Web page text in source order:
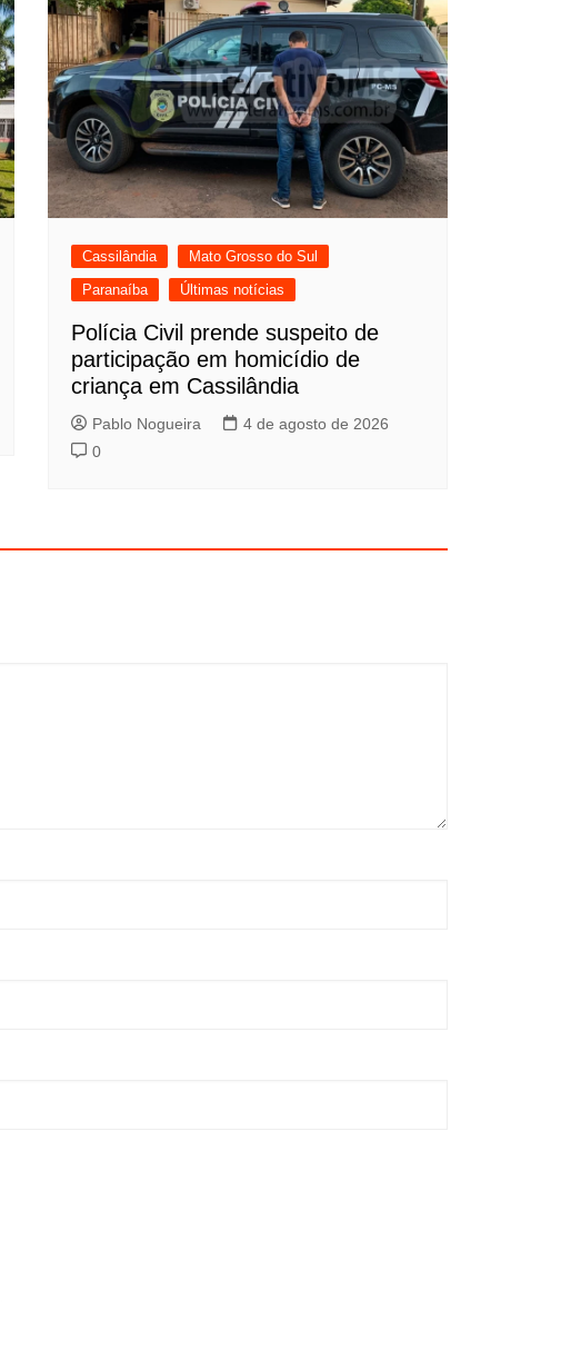
Cassilândia
Mato Grosso do Sul
Paranaíba
Últimas notícias
Polícia Civil prende suspeito de
participação em homicídio de
criança em Cassilândia
Pablo Nogueira
4 de agosto de 2026
0